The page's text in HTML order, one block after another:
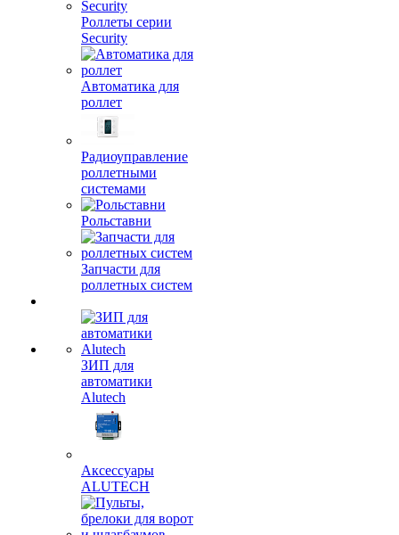
Роллеты серии
Security
Автоматика для
роллет
Радиоуправление
роллетными
системами
Рольставни
Запчасти для
роллетных систем
ЗИП для
автоматики
Alutech
Аксессуары
ALUTECH